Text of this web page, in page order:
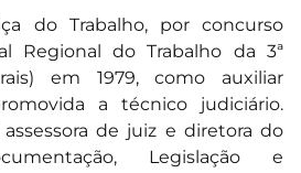
do Trabalho, por concurso
Regional do Trabalho da 3ª
em 1979, como auxiliar
a técnico judiciário.
de juiz e diretora do
Legislação e